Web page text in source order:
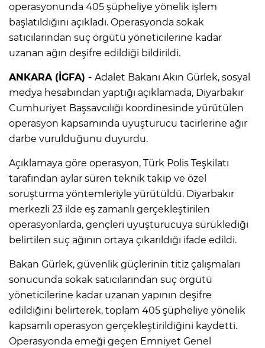
operasyonunda 405 şüpheliye yönelik işlem
başlatıldığını açıkladı. Operasyonda sokak
satıcılarından suç örgütü yöneticilerine kadar
uzanan ağın deşifre edildiği bildirildi.
ANKARA (İGFA) - Adalet Bakanı Akın Gürlek, sosyal
medya hesabından yaptığı açıklamada, Diyarbakır
Cumhuriyet Başsavcılığı koordinesinde yürütülen
operasyon kapsamında uyuşturucu tacirlerine ağır
darbe vurulduğunu duyurdu.
Açıklamaya göre operasyon, Türk Polis Teşkilatı
tarafından aylar süren teknik takip ve özel
soruşturma yöntemleriyle yürütüldü. Diyarbakır
merkezli 23 ilde eş zamanlı gerçekleştirilen
operasyonlarda, gençleri uyuşturucuya sürüklediği
belirtilen suç ağının ortaya çıkarıldığı ifade edildi.
Bakan Gürlek, güvenlik güçlerinin titiz çalışmaları
sonucunda sokak satıcılarından suç örgütü
yöneticilerine kadar uzanan yapının deşifre
edildiğini belirterek, toplam 405 şüpheliye yönelik
kapsamlı operasyon gerçekleştirildiğini kaydetti.
Operasyonda emeği geçen Emniyet Genel